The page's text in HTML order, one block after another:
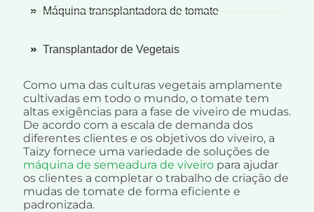
Máquina transplantadora de tomate
Transplantador de Vegetais
Como uma das culturas vegetais amplamente
cultivadas em todo o mundo, o tomate tem
altas exigências para a fase de viveiro de mudas.
De acordo com a escala de demanda dos
diferentes clientes e os objetivos do viveiro, a
Taizy fornece uma variedade de soluções de
máquina de semeadura de viveiro para ajudar
os clientes a completar o trabalho de criação de
mudas de tomate de forma eficiente e
padronizada.